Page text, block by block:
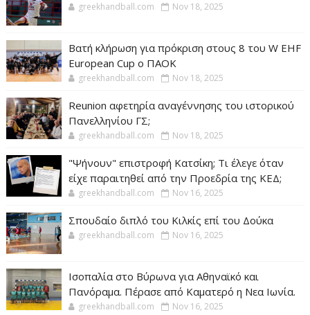
greekhandball.com Nov 18, 2025
Βατή κλήρωση για πρόκριση στους 8 του W EHF
European Cup ο ΠΑΟΚ
greekhandball.com Nov 18, 2025
Reunion αφετηρία αναγέννησης του ιστορικού
Πανελληνίου ΓΣ;
greekhandball.com Nov 18, 2025
"Ψήνουν" επιστροφή Κατσίκη; Τι έλεγε όταν
είχε παραιτηθεί από την Προεδρία της ΚΕΔ;
greekhandball.com Nov 16, 2025
Σπουδαίο διπλό του Κιλκίς επί του Δούκα
greekhandball.com Nov 16, 2025
Ισοπαλία στο Βύρωνα για Αθηναϊκό και
Πανόραμα. Πέρασε από Καματερό η Νεα Ιωνία.
greekhandball.com Nov 16, 2025